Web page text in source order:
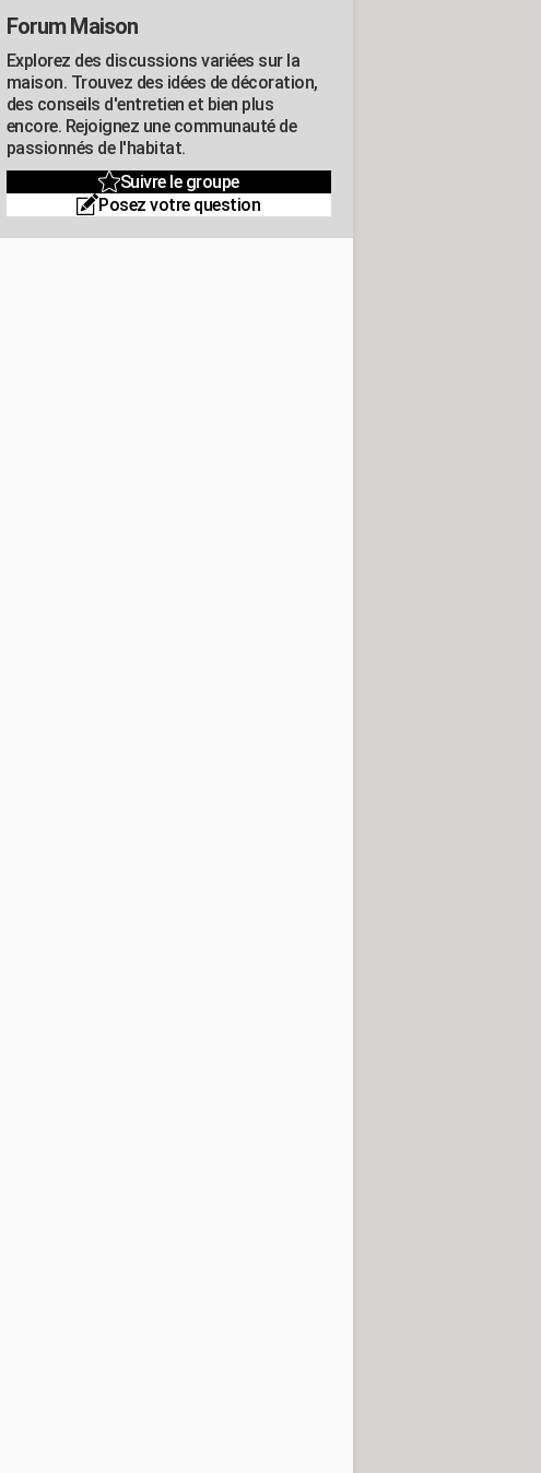
Forum Maison
Explorez des discussions variées sur la
maison. Trouvez des idées de décoration,
des conseils d'entretien et bien plus
encore. Rejoignez une communauté de
passionnés de l'habitat.
Suivre le groupe
Posez votre question